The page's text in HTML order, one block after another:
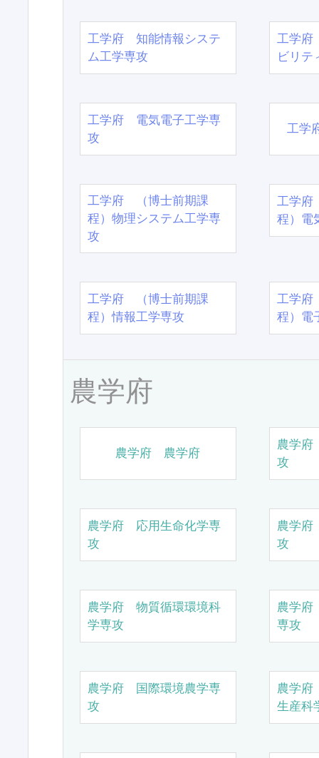
工学府 知能情報システ
ム工学専攻
工学府
ビリテ
工学府 電気電子工学専
攻
工学
工学府 （博士前期課
程）物理システム工学専
攻
工学
程）電
工学府 （博士前期課
程）情報工学専攻
工学
程）電
農学府
農学府 農学府
農学
攻
農学府 応用生命化学専
攻
農学
攻
農学府 物質循環環境科
学専攻
農学
専攻
農学府 国際環境農学専
攻
農学
生産科